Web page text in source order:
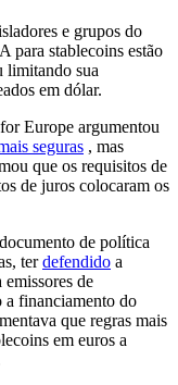
e grupos do
para stablecoins estão
limitando sua
em dólar.
Europe argumentou
seguras , mas
que os requisitos de
de juros colocaram os
de política
terdefendido a
de
a financiamento do
que regras mais
em euros a